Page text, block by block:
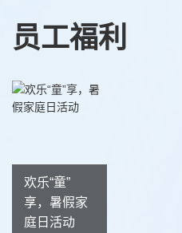
员工福利
欢乐“童”
享，暑假家
庭日活动